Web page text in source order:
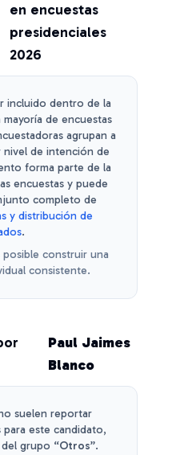
en encuestas
presidenciales
2026
incluido dentro de la
mayoría de encuestas
agrupan a
de intención de
forma parte de la
encuestas y puede
completo de
y distribución de
.
construir una
consistente.
Paul Jaimes
Blanco
suelen reportar
este candidato,
grupo “Otros”.